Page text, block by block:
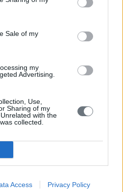
Sale of my
my
Advertising.
Use,
Sharing of my
with the
collected.
Access Privacy Policy
"5ο